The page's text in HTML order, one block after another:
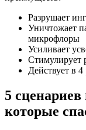
Разрушает
Уничтожает
микрофлоры
Усиливает
Стимулирует
Действует в
5
которые